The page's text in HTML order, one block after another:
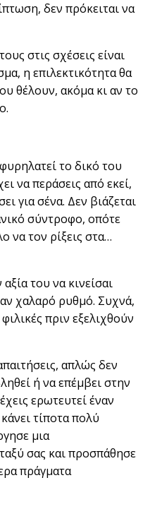
δεν πρόκειται να
στις σχέσεις είναι
η επιλεκτικότητα θα
θέλουν, ακόμα κι αν το
το δικό του
να περάσεις από εκεί,
για σένα. Δεν βιάζεται
σύντροφο, οπότε
να τον ρίξεις στα…
του να κινείσαι
χαλαρό ρυθμό. Συχνά,
πριν εξελιχθούν
απλώς δεν
ή να επέμβει στην
ερωτευτεί έναν
τίποτα πολύ
μια
σας και προσπάθησε
πράγματα